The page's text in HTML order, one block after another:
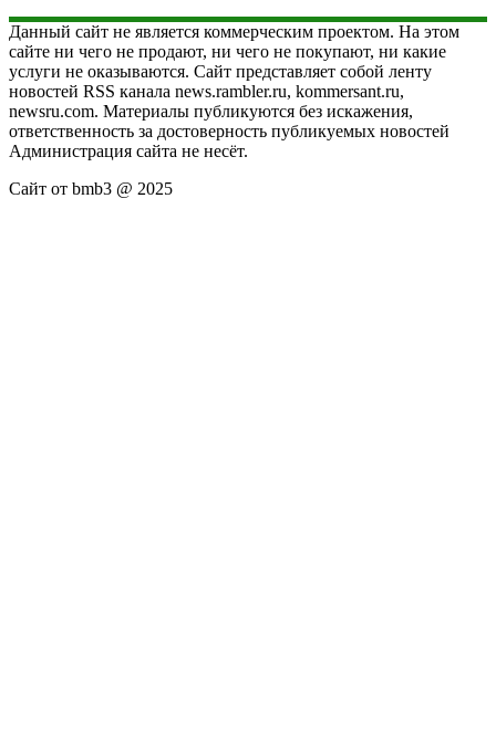
Данный сайт не является коммерческим проектом. На этом
сайте ни чего не продают, ни чего не покупают, ни какие
услуги не оказываются. Сайт представляет собой ленту
новостей RSS канала news.rambler.ru, kommersant.ru,
newsru.com. Материалы публикуются без искажения,
ответственность за достоверность публикуемых новостей
Администрация сайта не несёт.
Сайт от bmb3 @ 2025